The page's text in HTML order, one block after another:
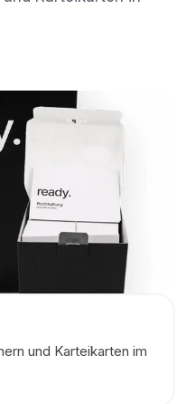
und Karteikarten im